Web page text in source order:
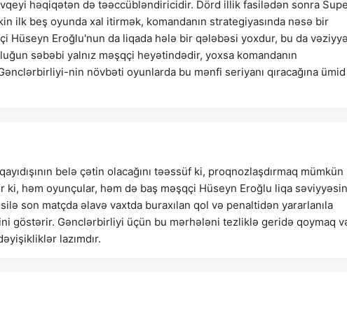
həqiqətən də təəccübləndiricidir. Dörd illik fasilədən sonra
ilk beş oyunda xal itirmək, komandanın strategiyasında nəsə bir
Hüseyn Eroğlu'nun da liqada hələ bir qələbəsi yoxdur, bu da
səbəbi yalnız məşqçi heyətindədir, yoxsa komandanın
nin növbəti oyunlarda bu mənfi seriyanı qıracağına ümid
belə çətin olacağını təəssüf ki, proqnozlaşdırmaq mümkün
ki, həm oyunçular, həm də baş məşqçi Hüseyn Eroğlu liqa
son matçda əlavə vaxtda buraxılan qol və penaltidən yararlanıla
göstərir. Gənclərbirliyi üçün bu mərhələni tezliklə geridə qoymaq
lazımdır.